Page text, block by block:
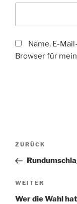
Name, E-
Browser für
Vorheriger
Beitrag
ZURÜCK
Nächster
Beitrag
WEITER
Wer die Wahl